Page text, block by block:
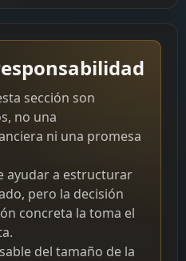
sección son
no una
ni una promesa
ayudar a estructurar
pero la decisión
concreta la toma el
del tamaño de la